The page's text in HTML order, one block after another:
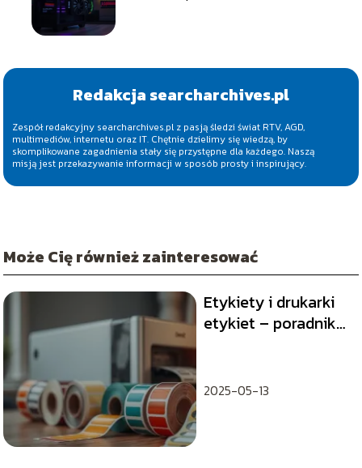
Redakcja searcharchives.pl
Zespół redakcyjny searcharchives.pl z pasją śledzi świat RTV, AGD,
multimediów, internetu oraz IT. Chętnie dzielimy się wiedzą, by
skomplikowane zagadnienia stały się przystępne dla każdego. Naszą
misją jest przekazywanie informacji w sposób prosty i inspirujący.
Może Cię również zainteresować
Etykiety i drukarki
etykiet – poradnik
2025-05-13